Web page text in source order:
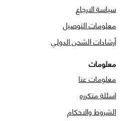
سياسة الارجاع
معلومات التوصيل
أرشادات الشحن الدولي
معلومات
معلومات عنا
اسئلة متكرره
الشروط والاحكام